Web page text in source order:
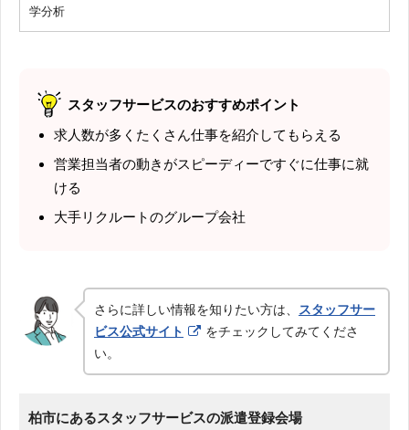
学分析
スタッフサービスのおすすめポイント
求人数が多くたくさん仕事を紹介してもらえる
営業担当者の動きがスピーディーですぐに仕事に就
ける
大手リクルートのグループ会社
さらに詳しい情報を知りたい方は、 スタッフサー
ビス公式サイト
をチェックしてみてくださ
い。
柏市にあるスタッフサービスの派遣登録会場